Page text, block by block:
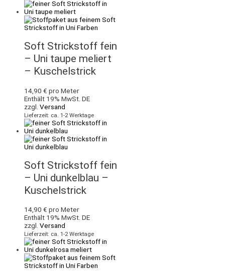
Soft Strickstoff fein
– Uni taupe meliert
– Kuschelstrick
14,90 € pro Meter
Enthält 19% MwSt. DE
zzgl. Versand
Lieferzeit: ca. 1-2 Werktage
Soft Strickstoff fein
– Uni dunkelblau –
Kuschelstrick
14,90 € pro Meter
Enthält 19% MwSt. DE
zzgl. Versand
Lieferzeit: ca. 1-2 Werktage